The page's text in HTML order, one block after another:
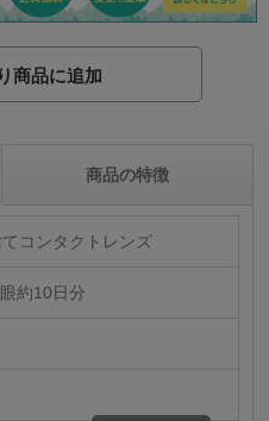
商品に追加
コンタクトレンズ
約10日分
商品の特徴